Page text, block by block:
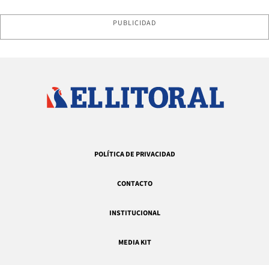
PUBLICIDAD
POLÍTICA DE PRIVACIDAD
CONTACTO
INSTITUCIONAL
MEDIA KIT